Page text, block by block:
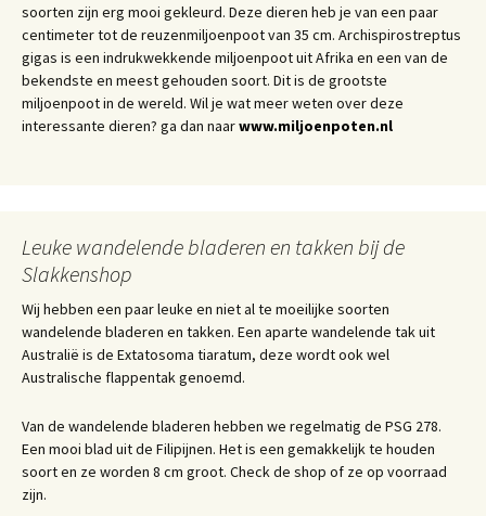
soorten zijn erg mooi gekleurd. Deze dieren heb je van een paar
centimeter tot de reuzenmiljoenpoot van 35 cm. Archispirostreptus
gigas is een indrukwekkende miljoenpoot uit Afrika en een van de
bekendste en meest gehouden soort. Dit is de grootste
miljoenpoot in de wereld. Wil je wat meer weten over deze
interessante dieren? ga dan naarwww.miljoenpoten.nl
Leuke wandelende bladeren en takken bij de
Slakkenshop
Wij hebben een paar leuke en niet al te moeilijke soorten
wandelende bladeren en takken. Een aparte wandelende tak uit
Australië is de Extatosoma tiaratum, deze wordt ook wel
Australische flappentak genoemd.
Van de wandelende bladeren hebben we regelmatig de PSG 278.
Een mooi blad uit de Filipijnen. Het is een gemakkelijk te houden
soort en ze worden 8 cm groot. Check de shop of ze op voorraad
zijn.